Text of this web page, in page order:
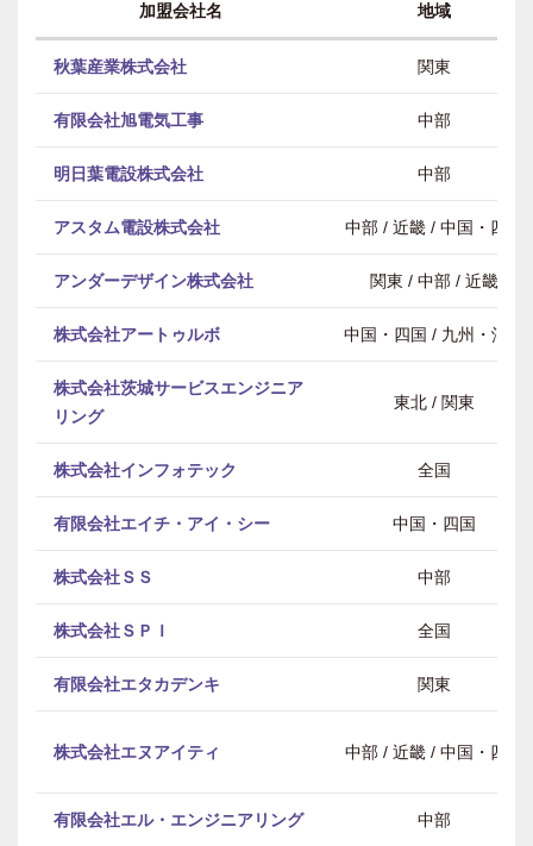
加盟会社名 地域
秋葉産業株式会社 関東
有限会社旭電気工事 中部
明日葉電設株式会社 中部
アスタム電設株式会社 中部 / 近畿 / 中国・四国
アンダーデザイン株式会社 関東 / 中部 / 近畿
株式会社アートゥルボ 中国・四国 / 九州・沖縄
株式会社茨城サービスエンジニア
リング
東北 / 関東
株式会社インフォテック 全国
有限会社エイチ・アイ・シー 中国・四国
株式会社ＳＳ 中部
株式会社ＳＰＩ 全国
有限会社エタカデンキ 関東
株式会社エヌアイティ 中部 / 近畿 / 中国・四国
有限会社エル・エンジニアリング 中部